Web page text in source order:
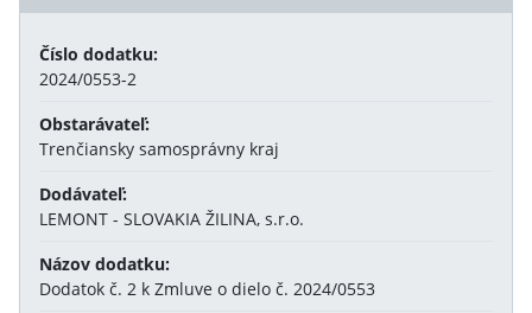
Číslo dodatku:
2024/0553-2
Obstarávateľ:
Trenčiansky samosprávny kraj
Dodávateľ:
LEMONT - SLOVAKIA ŽILINA, s.r.o.
Názov dodatku:
Dodatok č. 2 k Zmluve o dielo č. 2024/0553